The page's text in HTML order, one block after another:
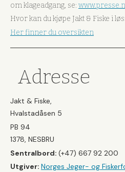
om klageadgang, se:
Hvor kan du kjøpe Jakt & Fiske i
Her finner du oversikten
Adresse
Jakt & Fiske,
Hvalstadåsen 5
PB 94
1378, NESBRU
Sentralbord: (+47) 667 92 200
Utgiver: Norges Jeger- og